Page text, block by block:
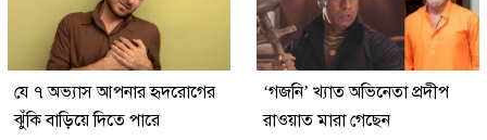
যে ৭ অভ্যাস আপনার হৃদরোগের
ঝুঁকি বাড়িয়ে দিতে পারে
‘গজনি’ খ্যাত অভিনেতা প্রদীপ
রাওয়াত মারা গেছেন